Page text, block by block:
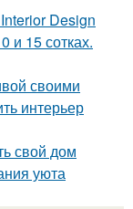
Design
и 15 сотках.
своими
интерьер
свой дом
уюта